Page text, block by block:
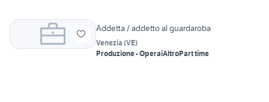
Addetta / addetto al guardaroba
Venezia (VE)
Produzione - OperaiAltroPart time